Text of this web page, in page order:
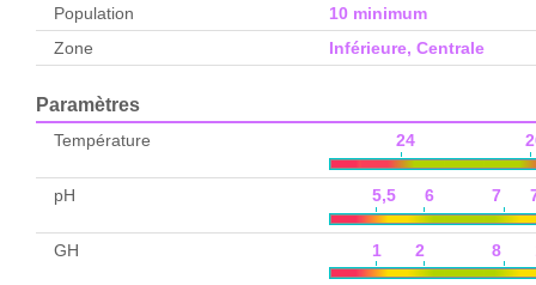
Population
10 minimum
Zone
Inférieure, Centrale
Paramètres
Température 24
pH 5,5 6 7
GH 1 2 8